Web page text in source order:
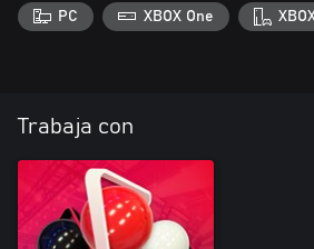
PC XBOX One
Trabaja con